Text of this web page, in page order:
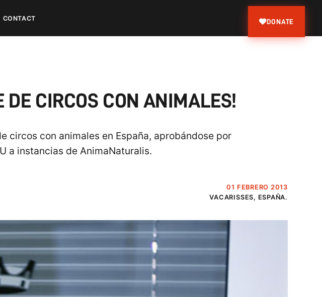
CONTACT DONATE
DE CIRCOS CON ANIMALES!
circos con animales en España, aprobándose por
a instancias de AnimaNaturalis.
01 FEBRERO 2013
VACARISSES, ESPAÑA.